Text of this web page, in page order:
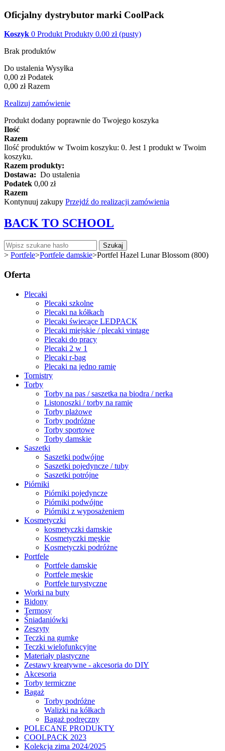
Oficjalny dystrybutor marki CoolPack
Koszyk 0 Produkt Produkty 0.00 zł (pusty)
Brak produktów
Do ustalenia Wysyłka
0,00 zł Podatek
0,00 zł Razem
Realizuj zamówienie
Produkt dodany poprawnie do Twojego koszyka
Ilość
Razem
Ilość produktów w Twoim koszyku: 0. Jest 1 produkt w Twoim
koszyku.
Razem produkty:
Dostawa: Do ustalenia
Podatek 0,00 zł
Razem
Kontynuuj zakupy Przejdź do realizacji zamówienia
BACK TO SCHOOL
Szukaj
> Portfele>Portfele damskie>Portfel Hazel Lunar Blossom (800)
Oferta
Plecaki
Plecaki szkolne
Plecaki na kółkach
Plecaki świecące LEDPACK
Plecaki miejskie / plecaki vintage
Plecaki do pracy
Plecaki 2 w 1
Plecaki r-bag
Plecaki na jedno ramię
Tornistry
Torby
Torby na pas / saszetka na biodra / nerka
Listonoszki / torby na ramię
Torby plażowe
Torby podróżne
Torby sportowe
Torby damskie
Saszetki
Saszetki podwójne
Saszetki pojedyncze / tuby
Saszetki potrójne
Piórniki
Piórniki pojedyncze
Piórniki podwójne
Piórniki z wyposażeniem
Kosmetyczki
kosmetyczki damskie
Kosmetyczki męskie
Kosmetyczki podróżne
Portfele
Portfele damskie
Portfele męskie
Portfele turystyczne
Worki na buty
Bidony
Termosy
Śniadaniówki
Zeszyty
Teczki na gumkę
Teczki wielofunkcyjne
Materiały plastyczne
Zestawy kreatywne - akcesoria do DIY
Akcesoria
Torby termiczne
Bagaż
Torby podróżne
Walizki na kółkach
Bagaż podręczny
POLECANE PRODUKTY
COOLPACK 2023
Kolekcja zima 2024/2025